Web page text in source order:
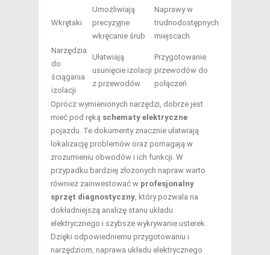
Wkrętaki
Umożliwiają
precyzyjne
wkręcanie śrub
Naprawy w
trudnodostępnych
miejscach
Narzędzia
do
ściągania
izolacji
Ułatwiają
usunięcie izolacji
z przewodów
Przygotowanie
przewodów do
połączeń
Oprócz wymienionych narzędzi, dobrze jest
mieć pod ręką schematy elektryczne
pojazdu. Te dokumenty znacznie ułatwiają
lokalizację problemów oraz pomagają w
zrozumieniu obwodów i ich funkcji. W
przypadku bardziej złożonych napraw warto
również zainwestować w profesjonalny
sprzęt diagnostyczny , który pozwala na
dokładniejszą analizę stanu układu
elektrycznego i szybsze wykrywanie usterek.
Dzięki odpowiedniemu przygotowaniu i
narzędziom, naprawa układu elektrycznego